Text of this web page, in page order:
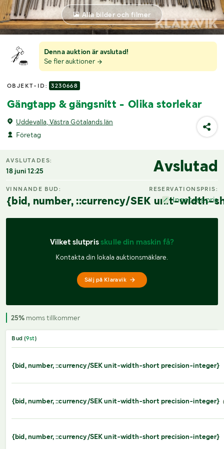
Denna auktion är avslutad!
Se fler auktioner
OBJEKT-ID: 3230668
Gängtapp & gängsnitt - Olika storlekar
Uddevalla, Västra Götalands län
Företag
Alla bilder och filmer
AVSLUTADES:
18 juni 12:25 Avslutad
VINNANDE BUD:
{bid, number, ::currency/SEK unit-width-
RESERVATIONSPRIS:
Inget res.pris
Vilket slutpris skulle din maskin få?
Kontakta din lokala auktionsmäklare.
Sälj på Klaravik
25% moms tillkommer
Bud (9st)
{bid, number, ::currency/SEK unit-width-short precision-integer}
{bid, number, ::currency/SEK unit-width-short precision-integer}
{bid, number, ::currency/SEK unit-width-short precision-integer}